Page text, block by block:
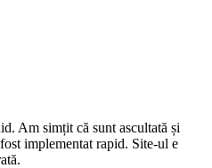
Am simțit că sunt ascultată și
implementat rapid. Site-ul e